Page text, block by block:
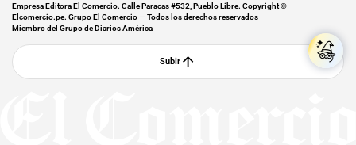
Empresa Editora El Comercio. Calle Paracas #532, Pueblo Libre. Copyright ©
Elcomercio.pe. Grupo El Comercio — Todos los derechos reservados
Miembro del Grupo de Diarios América
Subir